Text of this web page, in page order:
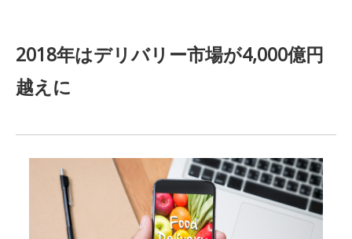
2018年はデリバリー市場が4,000億円
越えに